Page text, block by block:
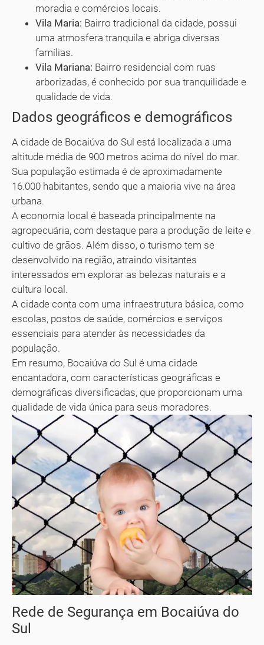
moradia e comércios locais.
Vila Maria: Bairro tradicional da cidade, possui
uma atmosfera tranquila e abriga diversas
famílias.
Vila Mariana: Bairro residencial com ruas
arborizadas, é conhecido por sua tranquilidade e
qualidade de vida.
Dados geográficos e demográficos
A cidade de Bocaiúva do Sul está localizada a uma
altitude média de 900 metros acima do nível do mar.
Sua população estimada é de aproximadamente
16.000 habitantes, sendo que a maioria vive na área
urbana.
A economia local é baseada principalmente na
agropecuária, com destaque para a produção de leite e
cultivo de grãos. Além disso, o turismo tem se
desenvolvido na região, atraindo visitantes
interessados em explorar as belezas naturais e a
cultura local.
A cidade conta com uma infraestrutura básica, como
escolas, postos de saúde, comércios e serviços
essenciais para atender às necessidades da
população.
Em resumo, Bocaiúva do Sul é uma cidade
encantadora, com características geográficas e
demográficas diversificadas, que proporcionam uma
qualidade de vida única para seus moradores.
Rede de Segurança em Bocaiúva do
Sul